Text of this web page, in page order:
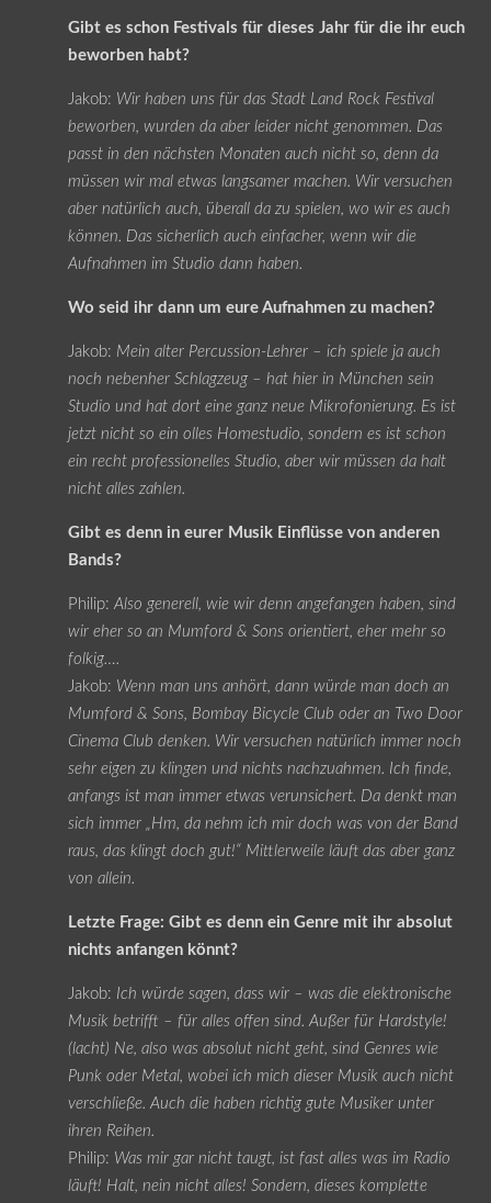
Gibt es schon Festivals für dieses Jahr für die ihr euch
beworben habt?
Jakob: Wir haben uns für das Stadt Land Rock Festival
beworben, wurden da aber leider nicht genommen. Das
passt in den nächsten Monaten auch nicht so, denn da
müssen wir mal etwas langsamer machen. Wir versuchen
aber natürlich auch, überall da zu spielen, wo wir es auch
können. Das sicherlich auch einfacher, wenn wir die
Aufnahmen im Studio dann haben.
Wo seid ihr dann um eure Aufnahmen zu machen?
Jakob: Mein alter Percussion-Lehrer – ich spiele ja auch
noch nebenher Schlagzeug – hat hier in München sein
Studio und hat dort eine ganz neue Mikrofonierung. Es ist
jetzt nicht so ein olles Homestudio, sondern es ist schon
ein recht professionelles Studio, aber wir müssen da halt
nicht alles zahlen.
Gibt es denn in eurer Musik Einflüsse von anderen
Bands?
Philip: Also generell, wie wir denn angefangen haben, sind
wir eher so an Mumford & Sons orientiert, eher mehr so
folkig….
Jakob: Wenn man uns anhört, dann würde man doch an
Mumford & Sons, Bombay Bicycle Club oder an Two Door
Cinema Club denken. Wir versuchen natürlich immer noch
sehr eigen zu klingen und nichts nachzuahmen. Ich finde,
anfangs ist man immer etwas verunsichert. Da denkt man
sich immer „Hm, da nehm ich mir doch was von der Band
raus, das klingt doch gut!“ Mittlerweile läuft das aber ganz
von allein.
Letzte Frage: Gibt es denn ein Genre mit ihr absolut
nichts anfangen könnt?
Jakob: Ich würde sagen, dass wir – was die elektronische
Musik betrifft – für alles offen sind. Außer für Hardstyle!
(lacht) Ne, also was absolut nicht geht, sind Genres wie
Punk oder Metal, wobei ich mich dieser Musik auch nicht
verschließe. Auch die haben richtig gute Musiker unter
ihren Reihen.
Philip: Was mir gar nicht taugt, ist fast alles was im Radio
läuft! Halt, nein nicht alles! Sondern, dieses komplette